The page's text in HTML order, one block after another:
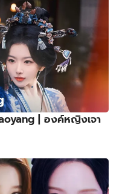
| องค์หญิงเจา